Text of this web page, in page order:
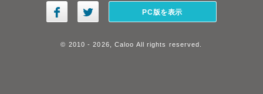
PC版を表示
© 2010 - 2026, Caloo All rights reserved.